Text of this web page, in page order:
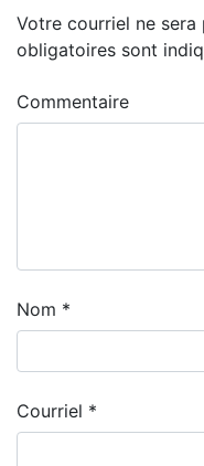
Votre courriel ne sera
obligatoires sont
Commentaire
Nom *
Courriel *